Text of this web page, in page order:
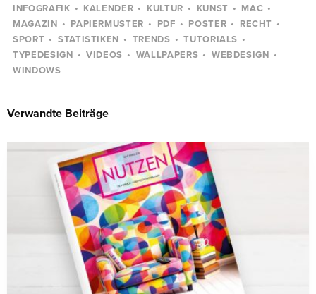
INFOGRAFIK
KALENDER KULTUR KUNST
MAC
MAGAZIN
PAPIERMUSTER PDF POSTER
RECHT
SPORT
STATISTIKEN TRENDS
TUTORIALS
TYPEDESIGN
VIDEOS WALLPAPERS
WEBDESIGN
WINDOWS
Verwandte Beiträge